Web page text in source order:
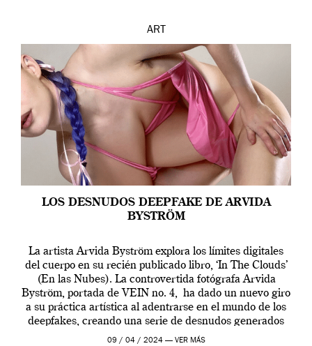
ART
LOS DESNUDOS DEEPFAKE DE ARVIDA
BYSTRÖM
La artista Arvida Byström explora los límites digitales
del cuerpo en su recién publicado libro, ‘In The Clouds’
(En las Nubes). La controvertida fotógrafa Arvida
Byström, portada de VEIN no. 4, ha dado un nuevo giro
a su práctica artística al adentrarse en el mundo de los
deepfakes, creando una serie de desnudos generados
por […]
09 / 04 / 2024 — VER MÁS